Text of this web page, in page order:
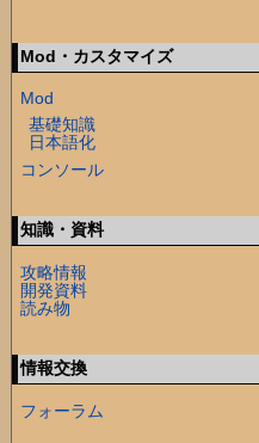
Mod・カスタマイズ
Mod
基礎知識
日本語化
コンソール
知識・資料
攻略情報
開発資料
読み物
情報交換
フォーラム